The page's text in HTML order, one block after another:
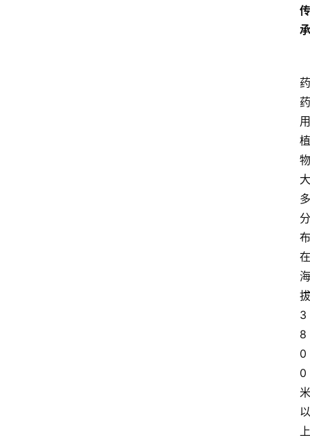
传
承
药
药
用
植
物
大
多
分
布
在
海
拔
3
8
0
0
米
以
上